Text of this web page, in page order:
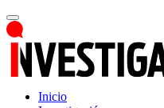
Inicio